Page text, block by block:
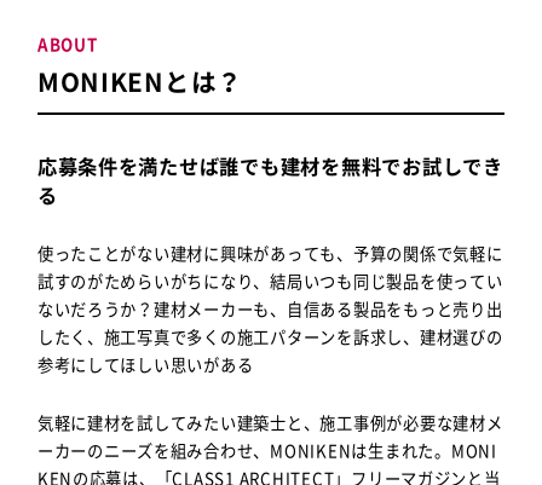
MONIKENとは？
ABOUT
応募条件を満たせば誰でも建材を無料でお試しでき
る
使ったことがない建材に興味があっても、予算の関係で気軽に
試すのがためらいがちになり、結局いつも同じ製品を使ってい
ないだろうか？建材メーカーも、自信ある製品をもっと売り出
したく、施工写真で多くの施工パターンを訴求し、建材選びの
参考にしてほしい思いがある
気軽に建材を試してみたい建築士と、施工事例が必要な建材メ
ーカーのニーズを組み合わせ、MONIKENは生まれた。MONI
KENの応募は、「CLASS1 ARCHITECT」フリーマガジンと当